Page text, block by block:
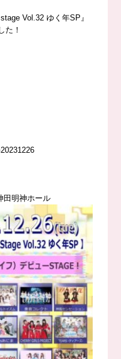
Vol.32 ゆく年SP』
た！
田明神ホール